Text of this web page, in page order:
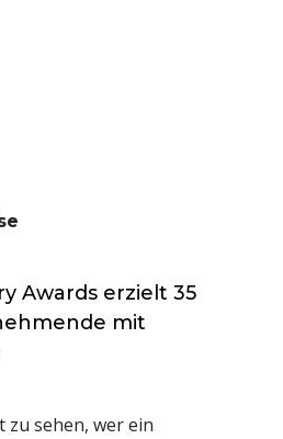
Awards erzielt 35
mit
zu sehen, wer ein